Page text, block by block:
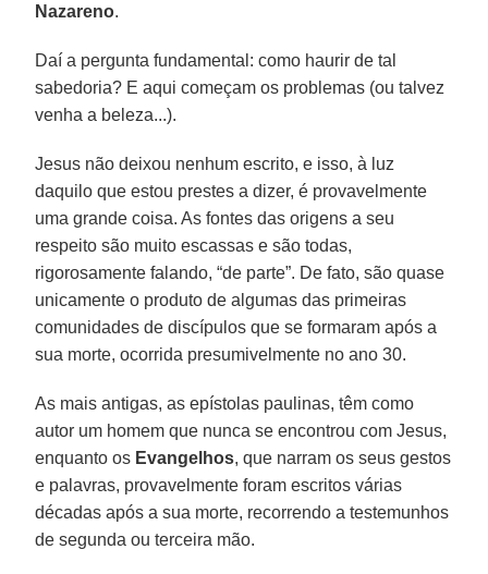
Nazareno.
Daí a pergunta fundamental: como haurir de tal
sabedoria? E aqui começam os problemas (ou talvez
venha a beleza...).
Jesus não deixou nenhum escrito, e isso, à luz
daquilo que estou prestes a dizer, é provavelmente
uma grande coisa. As fontes das origens a seu
respeito são muito escassas e são todas,
rigorosamente falando, “de parte”. De fato, são quase
unicamente o produto de algumas das primeiras
comunidades de discípulos que se formaram após a
sua morte, ocorrida presumivelmente no ano 30.
As mais antigas, as epístolas paulinas, têm como
autor um homem que nunca se encontrou com Jesus,
enquanto os Evangelhos, que narram os seus gestos
e palavras, provavelmente foram escritos várias
décadas após a sua morte, recorrendo a testemunhos
de segunda ou terceira mão.